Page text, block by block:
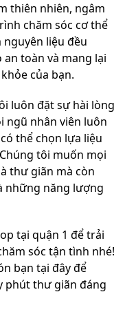
thiên nhiên, ngâm
chăm sóc cơ thể
nguyên liệu đều
toàn và mang lại
của bạn.
luôn đặt sự hài lòng
ngũ nhân viên luôn
thể chọn lựa liệu
tôi muốn mọi
thư giãn mà còn
những năng lượng
tại quận 1 để trải
sóc tận tình nhé!
bạn tại đây để
phút thư giãn đáng